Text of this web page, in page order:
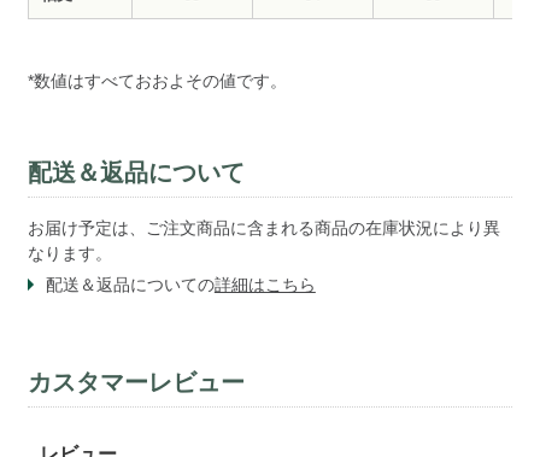
*数値はすべておおよその値です。
配送＆返品について
お届け予定は、ご注文商品に含まれる商品の在庫状況により異
なります。
配送＆返品についての詳細はこちら
カスタマーレビュー